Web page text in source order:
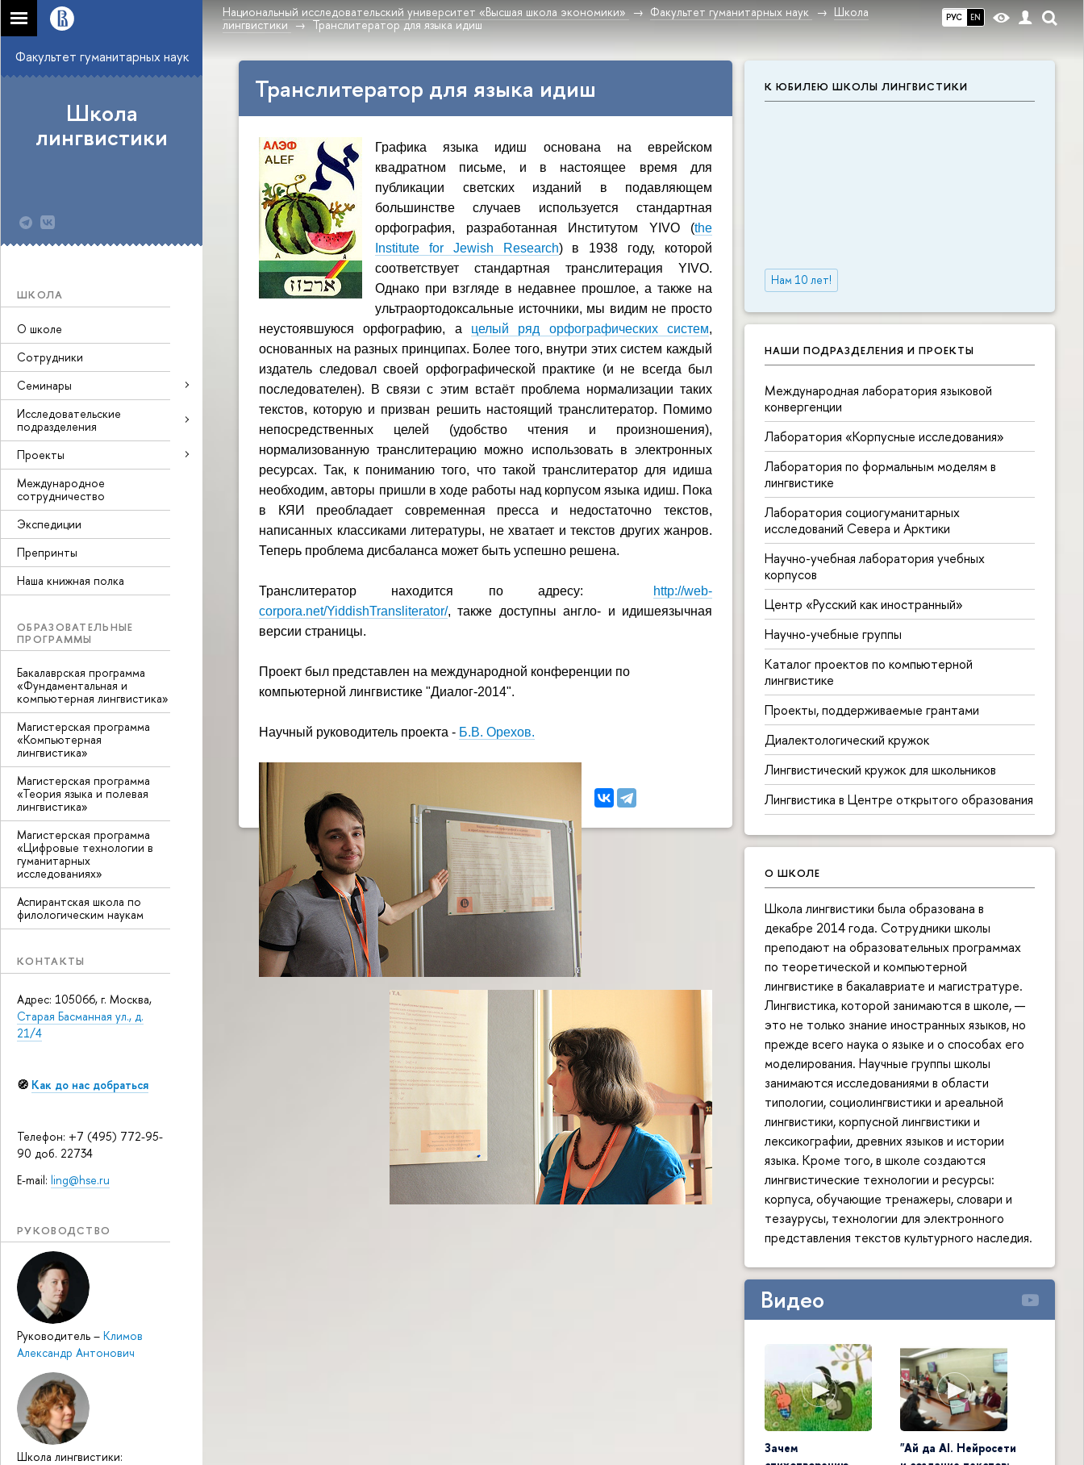
РУС EN
Национальный исследовательский университет «Высшая школа экономики» Факультет гуманитарных наук
Школа
лингвистики
Транслитератор для языка идиш
Факультет гуманитарных наук
Школа
лингвистики
ШКОЛА
О школе
Сотрудники
Семинары
Исследовательские
подразделения
Проекты
Международное
сотрудничество
Экспедиции
Препринты
Наша книжная полка
ОБРАЗОВАТЕЛЬНЫЕ
ПРОГРАММЫ
Бакалаврская программа
«Фундаментальная и
компьютерная лингвистика»
Магистерская программа
«Компьютерная
лингвистика»
Магистерская программа
«Теория языка и полевая
лингвистика»
Магистерская программа
«Цифровые технологии в
гуманитарных
исследованиях»
Аспирантская школа по
филологическим наукам
КОНТАКТЫ
Адрес: 105066, г. Москва,
Старая Басманная ул., д.
21/4
🧭 Как до нас добраться
Телефон: +7 (495) 772-95-
90 доб. 22734
E-mail: ling@hse.ru
РУКОВОДСТВО
Руководитель – Климов
Александр Антонович
Школа лингвистики:
К ЮБИЛЕЮ ШКОЛЫ ЛИНГВИСТИКИ
Нам 10 лет!
НАШИ ПОДРАЗДЕЛЕНИЯ И ПРОЕКТЫ
Международная лаборатория языковой
конвергенции
Лаборатория «Корпусные исследования»
Лаборатория по формальным моделям в
лингвистике
Лаборатория социогуманитарных
исследований Севера и Арктики
Научно-учебная лаборатория учебных
корпусов
Центр «Русский как иностранный»
Научно-учебные группы
Каталог проектов по компьютерной
лингвистике
Проекты, поддерживаемые грантами
Диалектологический кружок
Лингвистический кружок для школьников
Лингвистика в Центре открытого образования
О ШКОЛЕ
Школа лингвистики была образована в
декабре 2014 года. Сотрудники школы
преподают на образовательных программах
по теоретической и компьютерной
лингвистике в бакалавриате и магистратуре.
Лингвистика, которой занимаются в школе, —
это не только знание иностранных языков, но
прежде всего наука о языке и о способах его
моделирования. Научные группы школы
занимаются исследованиями в области
типологии, социолингвистики и ареальной
лингвистики, корпусной лингвистики и
лексикографии, древних языков и истории
языка. Кроме того, в школе создаются
лингвистические технологии и ресурсы:
корпуса, обучающие тренажеры, словари и
тезаурусы, технологии для электронного
представления текстов культурного наследия.
Видео
Зачем
"Ай да AI. Нейросети
Транслитератор для языка идиш
Графика языка идиш основана на еврейском
квадратном письме, и в настоящее время для
публикации светских изданий в подавляющем
большинстве случаев используется стандартная
орфография, разработанная Институтом YIVO (the
Institute for Jewish Research) в 1938 году, которой
соответствует стандартная транслитерация YIVO.
Однако при взгляде в недавнее прошлое, а также на
ультраортодоксальные источники, мы видим не просто
неустоявшуюся орфографию, а целый ряд орфографических систем,
основанных на разных принципах. Более того, внутри этих систем каждый
издатель следовал своей орфографической практике (и не всегда был
последователен). В связи с этим встаёт проблема нормализации таких
текстов, которую и призван решить настоящий транслитератор. Помимо
непосредственных целей (удобство чтения и произношения),
нормализованную транслитерацию можно использовать в электронных
ресурсах. Так, к пониманию того, что такой транслитератор для идиша
необходим, авторы пришли в ходе работы над корпусом языка идиш. Пока
в КЯИ преобладает современная пресса и недостаточно текстов,
написанных классиками литературы, не хватает и текстов других жанров.
Теперь проблема дисбаланса может быть успешно решена.
Транслитератор находится по адресу:
http://web-
corpora.net/YiddishTransliterator/, также доступны англо- и идишеязычная
версии страницы.
Проект был представлен на международной конференции по
компьютерной лингвистике "Диалог-2014".
Научный руководитель проекта - Б.В. Орехов.